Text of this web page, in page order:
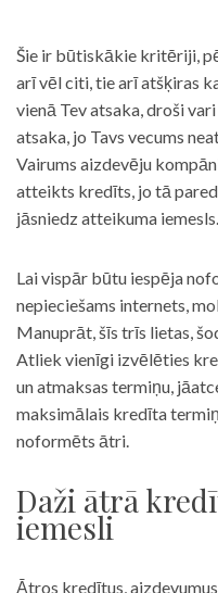
Šie ir būtiskākie kritēriji,
arī vēl citi, tie arī atšķiras
vienā Tev atsaka, droši
atsaka, jo Tavs vecums
Vairums aizdevēju
atteikts kredīts, jo tā
jāsniedz atteikuma iemesls.
Lai vispār būtu iespēja
nepieciešams internets,
Manuprāt, šīs trīs lietas,
Atliek vienīgi izvēlēties
un atmaksas termiņu,
maksimālais kredīta
noformēts ātri.
Daži ātrā
iemesli
Ātros kredītus,